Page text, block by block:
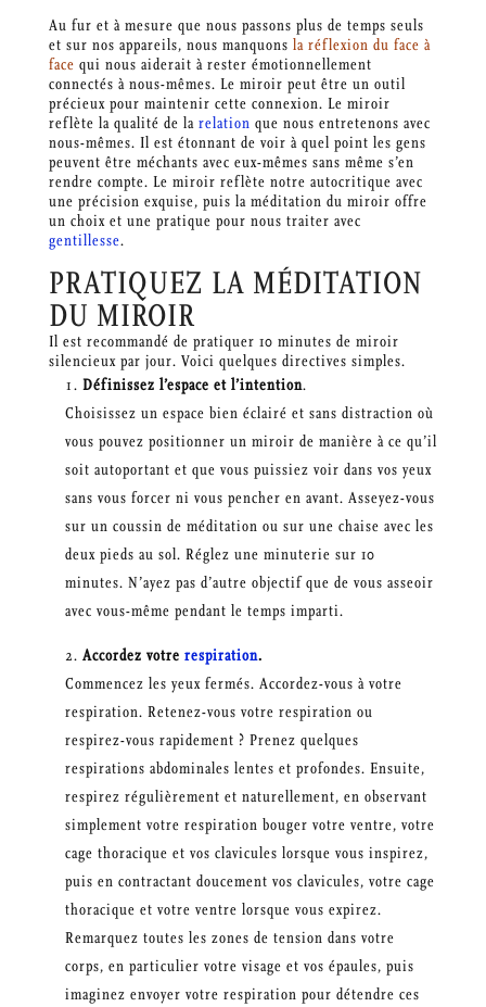
Au fur et à mesure que nous passons plus de temps seuls
et sur nos appareils, nous manquons la réflexion du face à
face qui nous aiderait à rester émotionnellement
connectés à nous-mêmes. Le miroir peut être un outil
précieux pour maintenir cette connexion. Le miroir
reflète la qualité de la relation que nous entretenons avec
nous-mêmes. Il est étonnant de voir à quel point les gens
peuvent être méchants avec eux-mêmes sans même s’en
rendre compte. Le miroir reflète notre autocritique avec
une précision exquise, puis la méditation du miroir offre
un choix et une pratique pour nous traiter avec
gentillesse.
PRATIQUEZ LA MÉDITATION
DU MIROIR
Il est recommandé de pratiquer 10 minutes de miroir
silencieux par jour. Voici quelques directives simples.
Définissez l’espace et l’intention.
Choisissez un espace bien éclairé et sans distraction où
vous pouvez positionner un miroir de manière à ce qu’il
soit autoportant et que vous puissiez voir dans vos yeux
sans vous forcer ni vous pencher en avant. Asseyez-vous
sur un coussin de méditation ou sur une chaise avec les
deux pieds au sol. Réglez une minuterie sur 10
minutes. N’ayez pas d’autre objectif que de vous asseoir
avec vous-même pendant le temps imparti.
Accordez votre respiration.
Commencez les yeux fermés. Accordez-vous à votre
respiration. Retenez-vous votre respiration ou
respirez-vous rapidement ? Prenez quelques
respirations abdominales lentes et profondes. Ensuite,
respirez régulièrement et naturellement, en observant
simplement votre respiration bouger votre ventre, votre
cage thoracique et vos clavicules lorsque vous inspirez,
puis en contractant doucement vos clavicules, votre cage
thoracique et votre ventre lorsque vous expirez.
Remarquez toutes les zones de tension dans votre
corps, en particulier votre visage et vos épaules, puis
imaginez envoyer votre respiration pour détendre ces